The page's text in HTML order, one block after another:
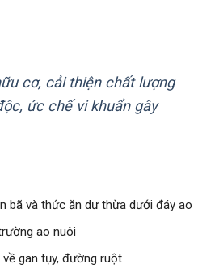
cơ, cải thiện chất lượng
ức chế vi khuẩn gây
bã và thức ăn dư thừa dưới đáy ao
ao nuôi
gan tụy, đường ruột